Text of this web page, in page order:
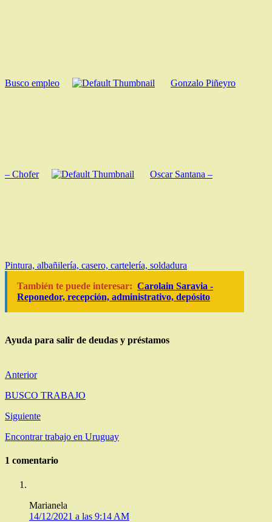
Busco empleo Gonzalo Piñeyro
– Chofer Oscar Santana –
Pintura, albañilería, casero, cartelería, soldadura
También te puede interesar: Carolain Saravia -
Reponedor, recepción, administrativo, depósito
Ayuda para salir de deudas y préstamos
Anterior
BUSCO TRABAJO
Siguiente
Encontrar trabajo en Uruguay
1 comentario
Marianela
14/12/2021 a las 9:14 AM